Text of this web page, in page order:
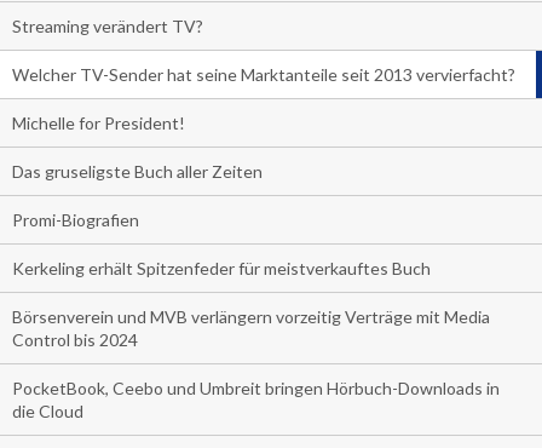
Streaming verändert TV?
Welcher TV-Sender hat seine Marktanteile seit 2013 vervierfacht?
Michelle for President!
Das gruseligste Buch aller Zeiten
Promi-Biografien
Kerkeling erhält Spitzenfeder für meistverkauftes Buch
Börsenverein und MVB verlängern vorzeitig Verträge mit Media
Control bis 2024
PocketBook, Ceebo und Umbreit bringen Hörbuch-Downloads in
die Cloud